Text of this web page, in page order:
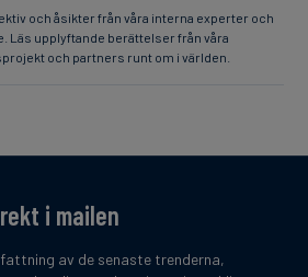
och åsikter från våra interna experter och
Läs upplyftande berättelser från våra
och partners runt om i världen.
i mailen
av de senaste trenderna,